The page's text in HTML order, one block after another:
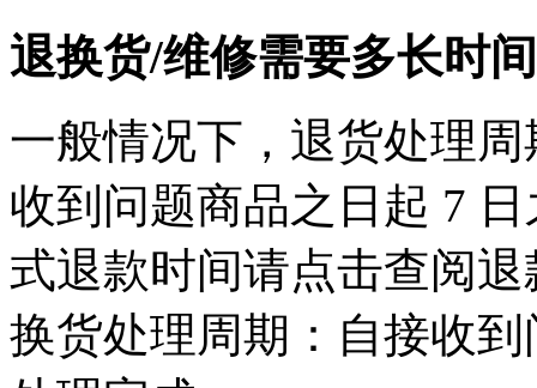
退换货/维修需要多长时
一般情况下，退货处理
收到问题商品之日起 7
式退款时间请点击查阅
换货处理周期：自接收